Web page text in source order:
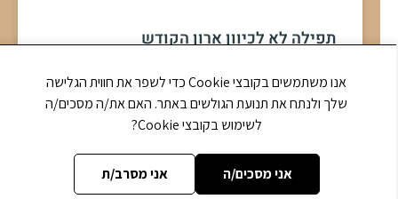
על איזה מיני מאפה מברכים מזונות, ומתי מברכים המוציא, ועוד דינים
הקשורים למאפים
אנו משתמשים בקובצי Cookie כדי לשפר את חווית הגלישה
שלך ולנתח את תנועת הגולשים באתר. האם את/ה מסכים/ה
לשימוש בקובצי Cookie?
אני מסכים/ה אני מסרב/ת